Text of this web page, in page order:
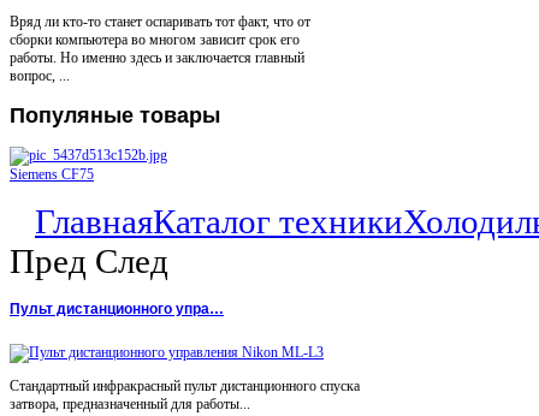
Вряд ли кто-то станет оспаривать тот факт, что от
сборки компьютера во многом зависит срок его
работы. Но именно здесь и заключается главный
вопрос, ...
Популяные товары
Siemens CF75
ГлавнаяКаталог техники
Пред След
Пульт дистанционного упра…
Стандартный инфракрасный пульт дистанционного спуска
затвора, предназначенный для работы...